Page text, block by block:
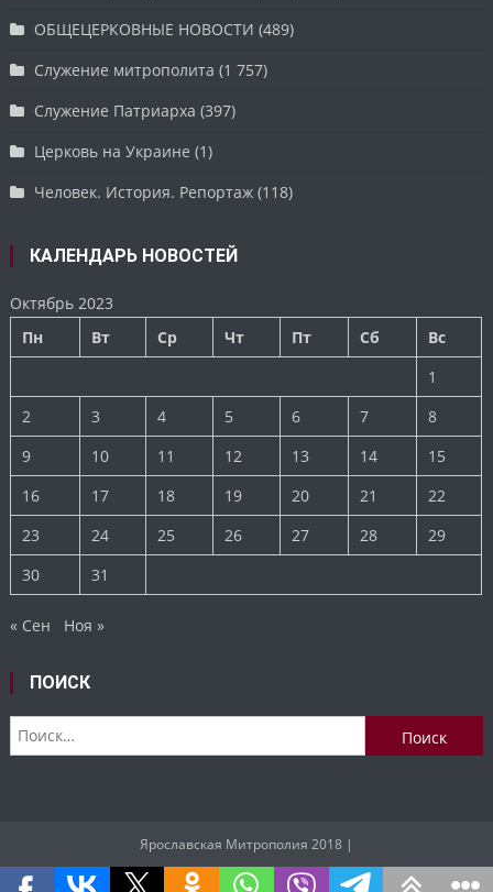
ОБЩЕЦЕРКОВНЫЕ НОВОСТИ (489)
Служение митрополита (1 757)
Служение Патриарха (397)
Церковь на Украине (1)
Человек. История. Репортаж (118)
КАЛЕНДАРЬ НОВОСТЕЙ
Октябрь 2023
Пн
Вт Ср Чт Пт Сб
Вс
1
2
3 4 5 6 7
8
9
10 11 12 13 14
15
16
17 18 19 20 21
22
23
24 25 26 27 28
29
30
31
« Сен Ноя »
ПОИСК
Найти:
Ярославская Митрополия 2018 |